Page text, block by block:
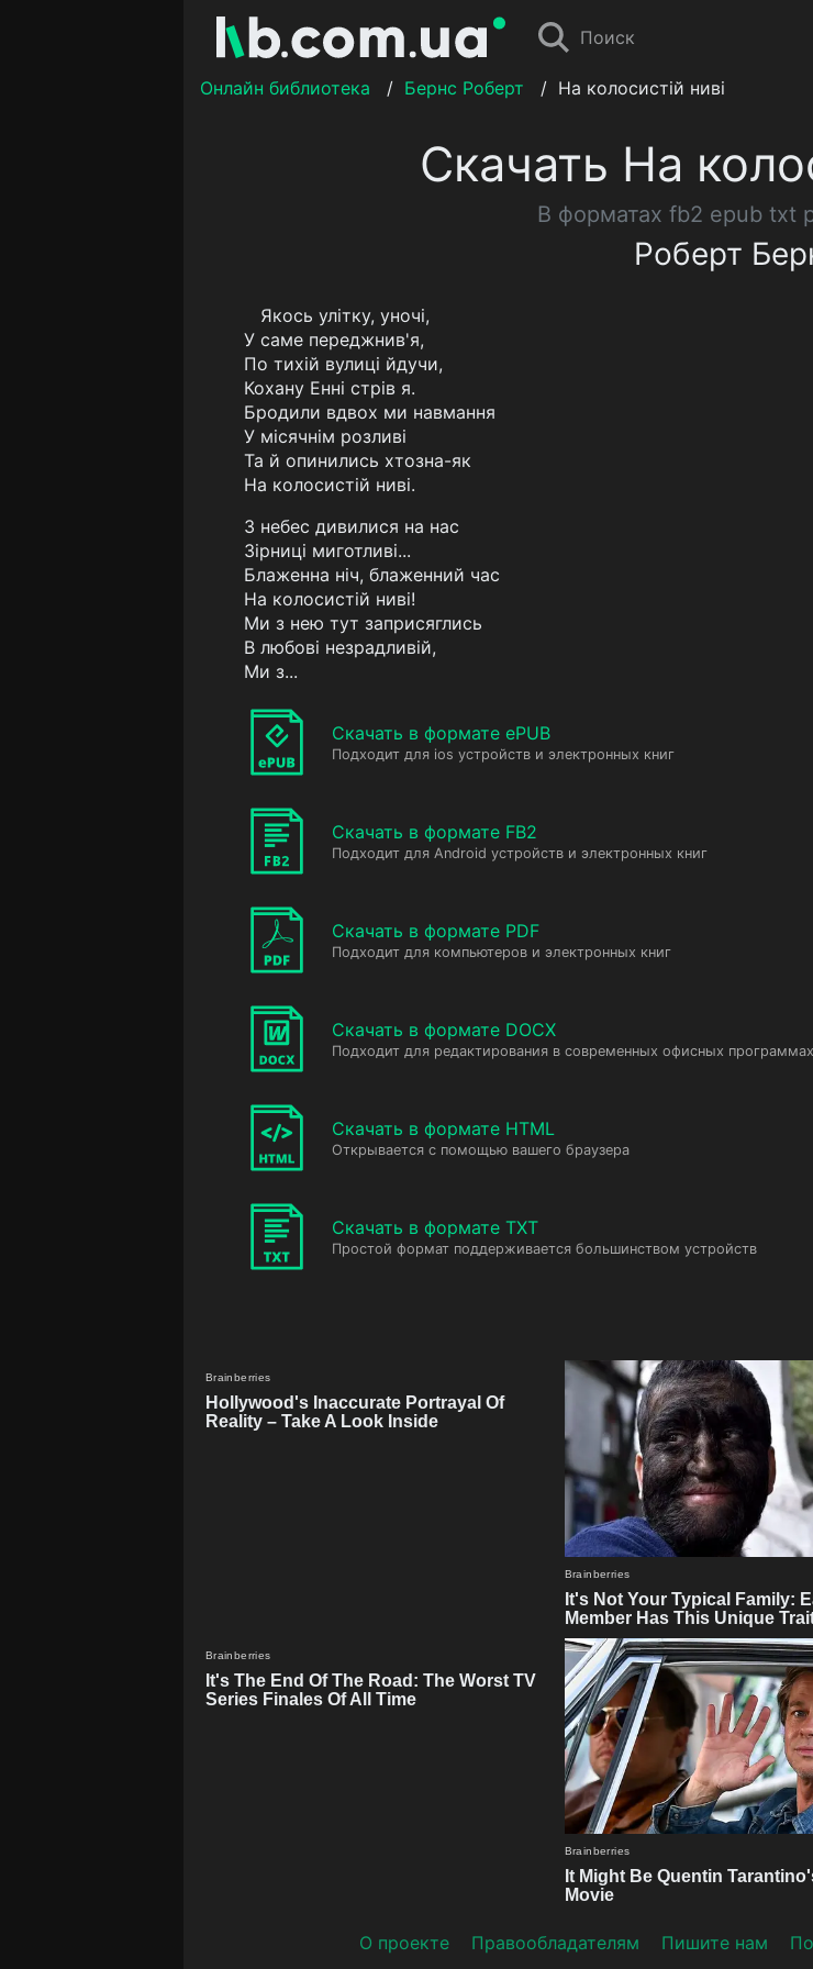
Поиск
Онлайн библиотека / Бернс Роберт / На колосистій ниві
Скачать На
В форматах fb2 epub txt
Роберт
Якось улітку, уночі,
У саме переджнив'я,
По тихій вулиці йдучи,
Кохану Енні стрів я.
Бродили вдвох ми навмання
У місячнім розливі
Та й опинились хтозна-як
На колосистій ниві.
З небес дивилися на нас
Зірниці миготливі...
Блаженна ніч, блаженний час
На колосистій ниві!
Ми з нею тут заприсяглись
В любові незрадливій,
Ми з...
Скачать в формате ePUB
Подходит для ios устройств и электронных книг
Скачать в формате FB2
Подходит для Android устройств и электронных книг
Скачать в формате PDF
Подходит для компьютеров и электронных книг
Скачать в формате DOCX
Подходит для редактирования в современных офисных программах
Скачать в формате HTML
Открывается с помощью вашего браузера
Скачать в формате TXT
Простой формат поддерживается большинством устройств
О проекте Прaвooблaдателям Пишите нам